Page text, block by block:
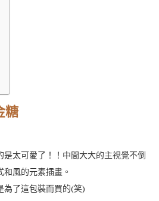
糖
是太可愛了！！中間大大的主視覺不倒
風的元素插畫。
為了這包裝而買的(笑)